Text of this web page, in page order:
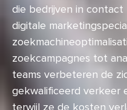
die bedrijven in
digitale
zoekcampagnes tot
teams verbeteren de
gekwalificeerd verkeer
terwijl ze de kosten